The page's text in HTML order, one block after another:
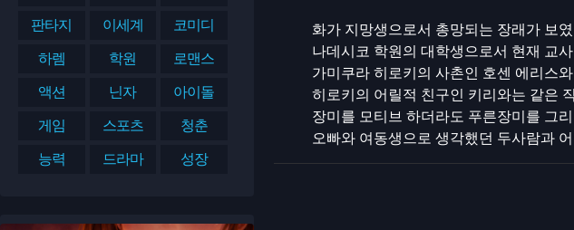
판타지 이세계 코미디
하렘 학원 로맨스
액션 닌자 아이돌
게임 스포츠 청춘
능력 드라마 성장
화가 지망생으로서 총망되는 장래가 보
나데시코 학원의 대학생으로서 현재 교
가미쿠라 히로키의 사촌인 호센 에리스
히로키의 어릴적 친구인 키리와는 같은
장미를 모티브 하더라도 푸른장미를 그
오빠와 여동생으로 생각했던 두사람과